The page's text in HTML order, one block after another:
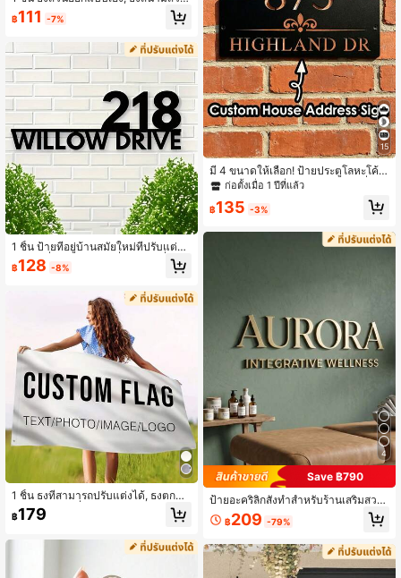
ตัว, อัปโหลดโลโก้และลวดลายของคุณ
สำหรับแบนเนอร์พาณิชย์, ตกแต่งสนาม
นกันน้ำตามฤดูกาล, ธงบ้านส่วนตัว, ตก
แต่งระเบียงหน้าบ้าน
฿111 -7%
1 ชิ้น ป้ายที่อยู่บ้านสมัยใหม่ที่ปรับแต่งไ
ด้, ป้ายที่อยู่ตกแต่งเลขที่ถนนและชื่อถน
นที่ปรับแต่งเฉพาะบุคคล, ของขวัญขึ้นบ้
กแต่งผนังทางเข้า, ของขวัญวันหยุดที่ส
฿128 -8%
1 ชิ้น ธงที่สามารถปรับแต่งได้, ธงตกแต่
งโพลีเอสเตอร์ที่ปรับแต่งได้, สามารถพิม
พ์รูปภาพใดๆ, สีใดๆ, ข้อความใดๆ, เหม
อพัก, ห้องนั่งเล่น, ห้องนอน, ตกแต่งสวน,
สวนระเบียง, ของขวัญจบการศึกษา, บร
รยากาศห้องที่สวยงาม
฿179
15
มี 4 ขนาดให้เลือก! ป้ายประตูโลหะโค้ง
แบบกำหนดเอง, ป้ายเลขบ้านและชื่อถน
ก่อตั้งเมื่อ 1 ปีที่แล้ว
฿135 -3%
4
Save ฿790
ป้ายอะคริลิกสั่งทำสำหรับร้านเสริมสวย
- ป้ายโลโก้ธุรกิจความงามและร้านทำผ
มแบบส่วนตัว - ของขวัญสำหรับช่างทำ
ร้านต่อขนตา - อุปกรณ์ตกแต่งทางเข้า
บ้าน
฿209 -79%